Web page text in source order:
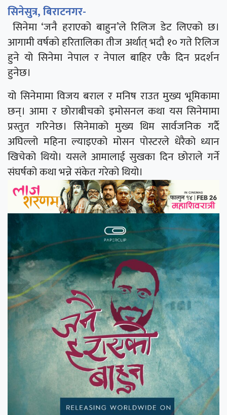
सिनेसुत्र, बिराटनगर-
सिनेमा ‘जनै हराएको बाहुन’ले रिलिज डेट लिएको छ।
आगामी वर्षको हरितालिका तीज अर्थात् भदौ १० गते रिलिज
हुने यो सिनेमा नेपाल र नेपाल बाहिर एकै दिन प्रदर्शन
हुनेछ।
यो सिनेमामा विजय बराल र मनिष राउत मुख्य भूमिकामा
छन्। आमा र छोराबीचको इमोसनल कथा यस सिनेमामा
प्रस्तुत गरिनेछ। सिनेमाको मुख्य थिम सार्वजनिक गर्दै
अघिल्लो महिना ल्याइएको मोसन पोस्टरले धेरैको ध्यान
खिचेको थियो। यसले आमालाई सुखका दिन छोराले गर्ने
संघर्षको कथा भन्ने संकेत गरेको थियो।